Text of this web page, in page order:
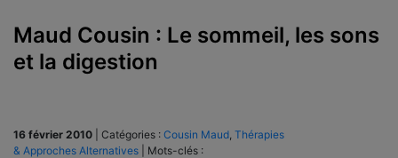
Maud Cousin : Le sommeil, les sons
et la digestion
16 février 2010 Catégories : Cousin Maud Thérapies
& Approches Alternatives
Mots-clés :